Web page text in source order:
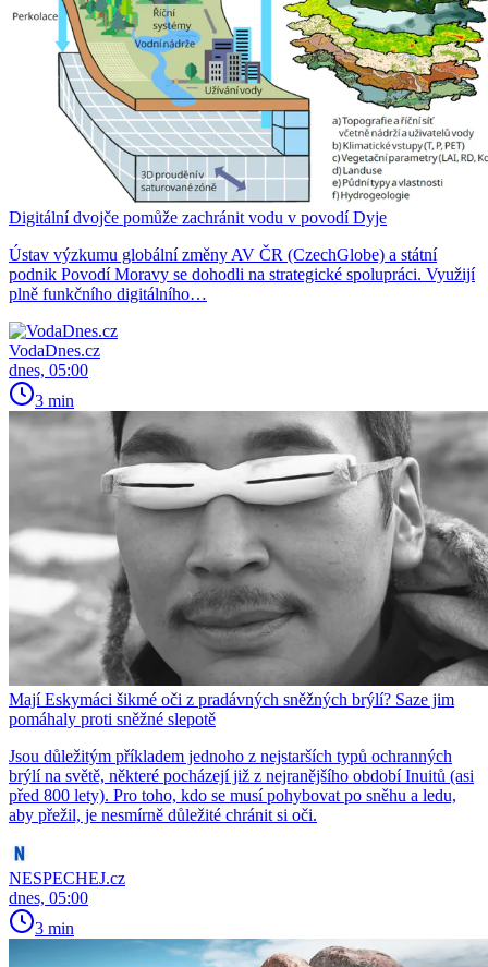
Digitální dvojče pomůže zachránit vodu v povodí Dyje
Ústav výzkumu globální změny AV ČR (CzechGlobe) a státní
podnik Povodí Moravy se dohodli na strategické spolupráci. Využijí
plně funkčního digitálního…
VodaDnes.cz
dnes, 05:00
3 min
Mají Eskymáci šikmé oči z pradávných sněžných brýlí? Saze jim
pomáhaly proti sněžné slepotě
Jsou důležitým příkladem jednoho z nejstarších typů ochranných
brýlí na světě, některé pocházejí již z nejranějšího období Inuitů (asi
před 800 lety). Pro toho, kdo se musí pohybovat po sněhu a ledu,
aby přežil, je nesmírně důležité chránit si oči.
NESPECHEJ.cz
dnes, 05:00
3 min